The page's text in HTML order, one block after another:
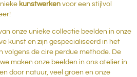
kunstwerken voor een stijlvol
onze unieke collectie beelden in onze
kunst en zijn gespecialiseerd in het
volgens de cire perdue methode. De
maken onze beelden in ons atelier in
door natuur, veel groen en onze